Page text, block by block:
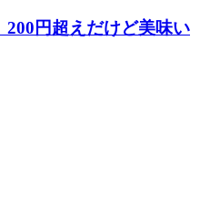
200円超えだけど美味い